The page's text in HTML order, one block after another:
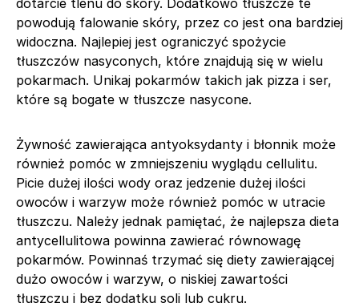
powodują falowanie skóry, przez co jest ona bardziej
widoczna. Najlepiej jest ograniczyć spożycie
tłuszczów nasyconych, które znajdują się w wielu
pokarmach. Unikaj pokarmów takich jak pizza i ser,
które są bogate w tłuszcze nasycone.
Żywność zawierająca antyoksydanty i błonnik może
również pomóc w zmniejszeniu wyglądu cellulitu.
Picie dużej ilości wody oraz jedzenie dużej ilości
owoców i warzyw może również pomóc w utracie
tłuszczu. Należy jednak pamiętać, że najlepsza dieta
antycellulitowa powinna zawierać równowagę
pokarmów. Powinnaś trzymać się diety zawierającej
dużo owoców i warzyw, o niskiej zawartości
tłuszczu i bez dodatku soli lub cukru.